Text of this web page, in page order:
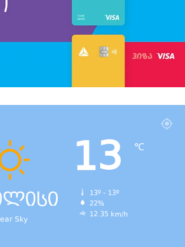
Sky
13 ℃
13º - 13º
22%
12.35 km/h